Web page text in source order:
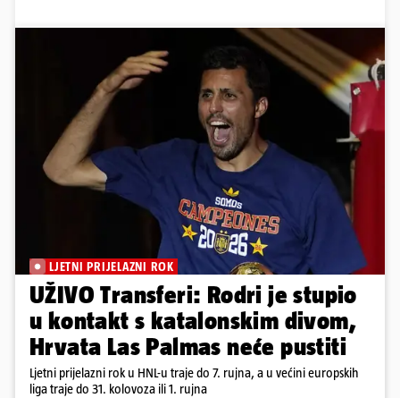
LJETNI PRIJELAZNI ROK
UŽIVO Transferi: Rodri je stupio
u kontakt s katalonskim divom,
Hrvata Las Palmas neće pustiti
Ljetni prijelazni rok u HNL-u traje do 7. rujna, a u većini europskih
liga traje do 31. kolovoza ili 1. rujna